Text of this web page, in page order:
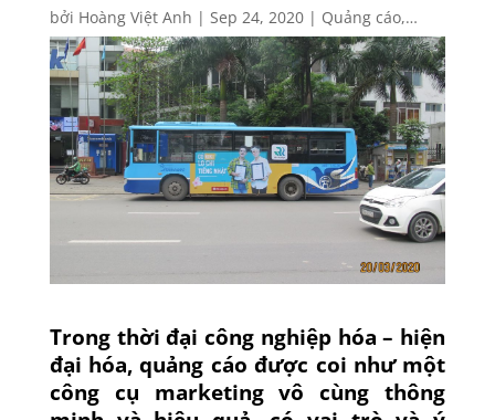
bởi Hoàng Việt Anh | Sep 24, 2020| Quảng cáo,
Quảng cáo trên Taxi,Quảng cáo trên xe Bus
Trong thời đại công nghiệp hóa – hiện
đại hóa, quảng cáo được coi như một
công cụ marketing vô cùng thông